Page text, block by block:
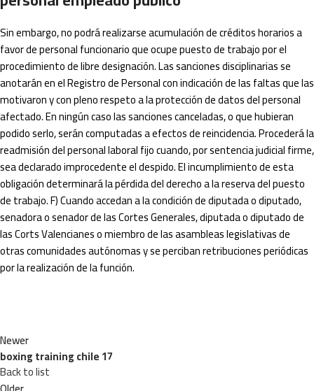
Sin embargo, no podrá realizarse acumulación de créditos horarios a
favor de personal funcionario que ocupe puesto de trabajo por el
procedimiento de libre designación. Las sanciones disciplinarias se
anotarán en el Registro de Personal con indicación de las faltas que las
motivaron y con pleno respeto a la protección de datos del personal
afectado. En ningún caso las sanciones canceladas, o que hubieran
podido serlo, serán computadas a efectos de reincidencia. Procederá la
readmisión del personal laboral fijo cuando, por sentencia judicial firme,
sea declarado improcedente el despido. El incumplimiento de esta
obligación determinará la pérdida del derecho a la reserva del puesto
de trabajo. F) Cuando accedan a la condición de diputada o diputado,
senadora o senador de las Cortes Generales, diputada o diputado de
las Corts Valencianes o miembro de las asambleas legislativas de
otras comunidades autónomas y se perciban retribuciones periódicas
por la realización de la función.
Newer
boxing training chile 17
Back to list